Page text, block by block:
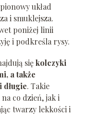
układ
i smuklejsza.
poniżej linii
i podkreśla rysy.
siękolczyki
a także
. Takie
co dzień, jak i
twarzy lekkości i